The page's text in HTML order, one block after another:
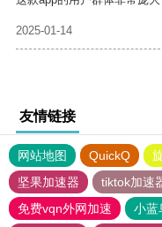
2025-01-14
友情链接
网站地图 QuickQ
坚果加速器
tiktok加速
免费vqn外网加速
小蓝